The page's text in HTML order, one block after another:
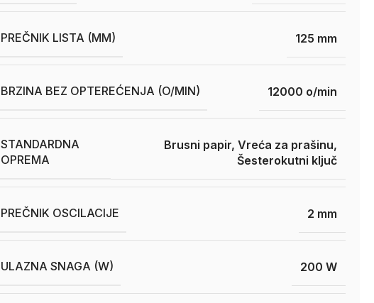
PREČNIK LISTA (MM) 125 mm
BRZINA BEZ OPTEREĆENJA (O/MIN) 12000 o/min
STANDARDNA
OPREMA
Brusni papir, Vreća za prašinu,
Šesterokutni ključ
PREČNIK OSCILACIJE 2 mm
ULAZNA SNAGA (W) 200 W